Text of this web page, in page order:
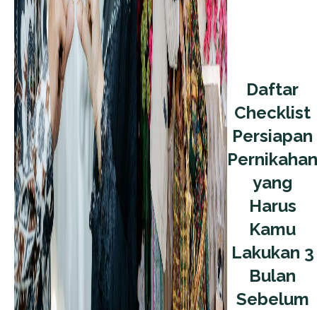
Daftar
Checklist
Persiapan
Pernikahan
yang
Harus
Kamu
Lakukan 3
Bulan
Sebelum